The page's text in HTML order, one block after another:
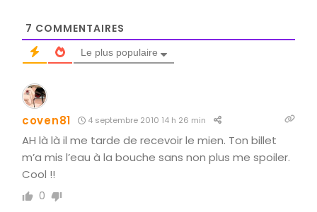
7 COMMENTAIRES
Le plus populaire
coven81 4 septembre 2010 14 h 26 min
AH là là il me tarde de recevoir le mien. Ton billet
m’a mis l’eau à la bouche sans non plus me spoiler.
Cool !!
0